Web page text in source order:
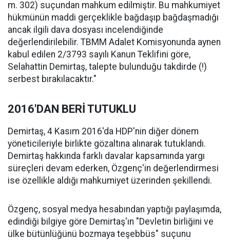
m. 302) suçundan mahkum edilmiştir. Bu mahkumiyet
hükmünün maddi gerçeklikle bağdaşıp bağdaşmadığı
ancak ilgili dava dosyası incelendiğinde
değerlendirilebilir. TBMM Adalet Komisyonunda aynen
kabul edilen 2/3793 sayılı Kanun Teklifini göre,
Selahattin Demirtaş, talepte bulunduğu takdirde (!)
serbest bırakılacaktır."
2016'DAN BERİ TUTUKLU
Demirtaş, 4 Kasım 2016'da HDP'nin diğer dönem
yöneticileriyle birlikte gözaltına alınarak tutuklandı.
Demirtaş hakkında farklı davalar kapsamında yargı
süreçleri devam ederken, Özgenç'in değerlendirmesi
ise özellikle aldığı mahkumiyet üzerinden şekillendi.
Özgenç, sosyal medya hesabından yaptığı paylaşımda,
edindiği bilgiye göre Demirtaş'ın "Devletin birliğini ve
ülke bütünlüğünü bozmaya teşebbüs" suçunu